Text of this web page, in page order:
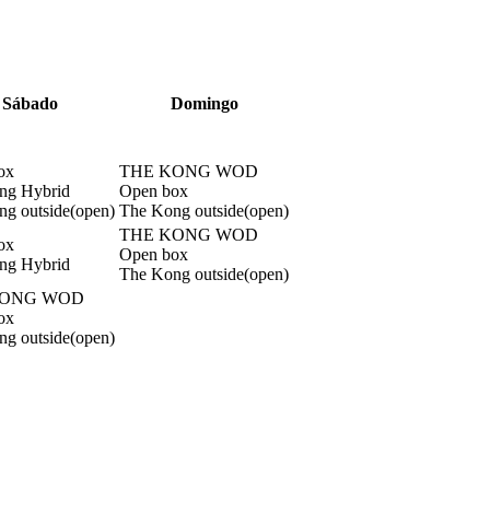
Sábado Domingo
Hybrid
outside(open)
THE KONG WOD
Open box
The Kong outside(open)
Hybrid
THE KONG WOD
Open box
The Kong outside(open)
WOD
outside(open)